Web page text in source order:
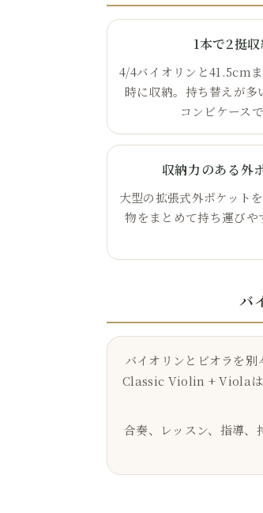
1本で2挺
4/4バイオリンと41.5cm
時に収納。持ち替えが多
コンビケースで
収納力のある外
大型の拡張式外ポケット
物をまとめて持ち運びや
バ
バイオリンとビオラを別
Classic Violin + Violaは
合奏、レッスン、指導、